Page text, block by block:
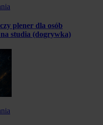
plener dla osób
studia (dogrywka)